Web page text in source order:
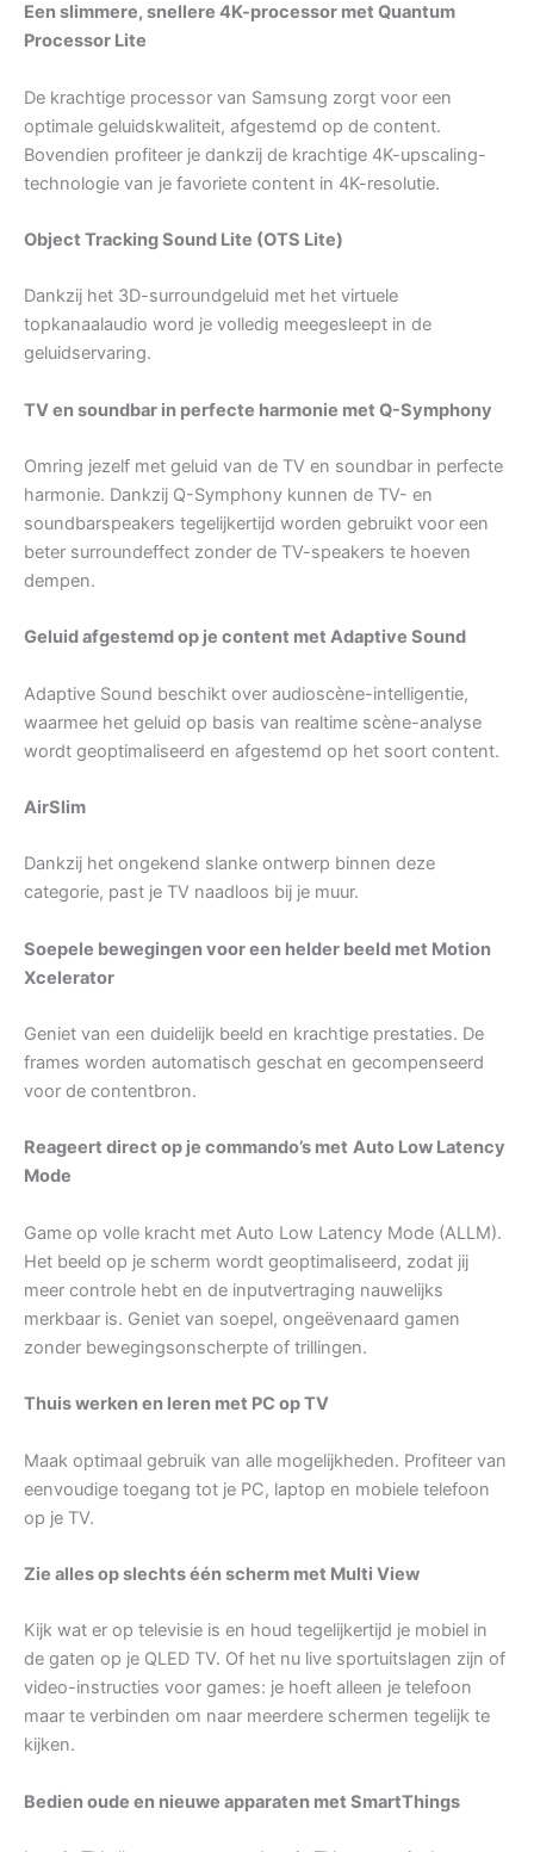
Een slimmere, snellere 4K-processor met Quantum
Processor Lite
De krachtige processor van Samsung zorgt voor een
optimale geluidskwaliteit, afgestemd op de content.
Bovendien profiteer je dankzij de krachtige 4K-upscaling-
technologie van je favoriete content in 4K-resolutie.
Object Tracking Sound Lite (OTS Lite)
Dankzij het 3D-surroundgeluid met het virtuele
topkanaalaudio word je volledig meegesleept in de
geluidservaring.
TV en soundbar in perfecte harmonie met Q-Symphony
Omring jezelf met geluid van de TV en soundbar in perfecte
harmonie. Dankzij Q-Symphony kunnen de TV- en
soundbarspeakers tegelijkertijd worden gebruikt voor een
beter surroundeffect zonder de TV-speakers te hoeven
dempen.
Geluid afgestemd op je content met Adaptive Sound
Adaptive Sound beschikt over audioscène-intelligentie,
waarmee het geluid op basis van realtime scène-analyse
wordt geoptimaliseerd en afgestemd op het soort content.
AirSlim
Dankzij het ongekend slanke ontwerp binnen deze
categorie, past je TV naadloos bij je muur.
Soepele bewegingen voor een helder beeld met Motion
Xcelerator
Geniet van een duidelijk beeld en krachtige prestaties. De
frames worden automatisch geschat en gecompenseerd
voor de contentbron.
Reageert direct op je commando’s met Auto Low Latency
Mode
Game op volle kracht met Auto Low Latency Mode (ALLM).
Het beeld op je scherm wordt geoptimaliseerd, zodat jij
meer controle hebt en de inputvertraging nauwelijks
merkbaar is. Geniet van soepel, ongeëvenaard gamen
zonder bewegingsonscherpte of trillingen.
Thuis werken en leren met PC op TV
Maak optimaal gebruik van alle mogelijkheden. Profiteer van
eenvoudige toegang tot je PC, laptop en mobiele telefoon
op je TV.
Zie alles op slechts één scherm met Multi View
Kijk wat er op televisie is en houd tegelijkertijd je mobiel in
de gaten op je QLED TV. Of het nu live sportuitslagen zijn of
video-instructies voor games: je hoeft alleen je telefoon
maar te verbinden om naar meerdere schermen tegelijk te
kijken.
Bedien oude en nieuwe apparaten met SmartThings